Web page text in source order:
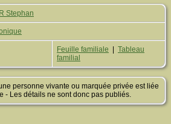
Stephan
Feuille familiale
Tableau
familial
personne vivante ou marquée privée est liée
- Les détails ne sont donc pas publiés.